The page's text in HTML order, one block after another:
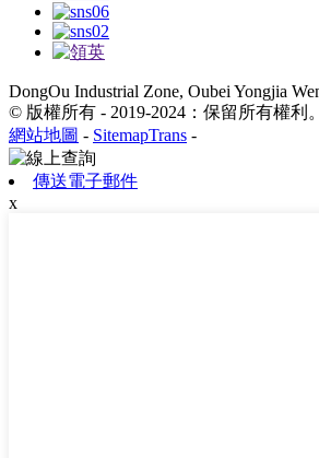
DongOu Industrial Zone, Oubei Yongjia
© 版權所有 - 2019-2024：保留所有權利。
網站地圖 - SitemapTrans -
傳送電子郵件
x